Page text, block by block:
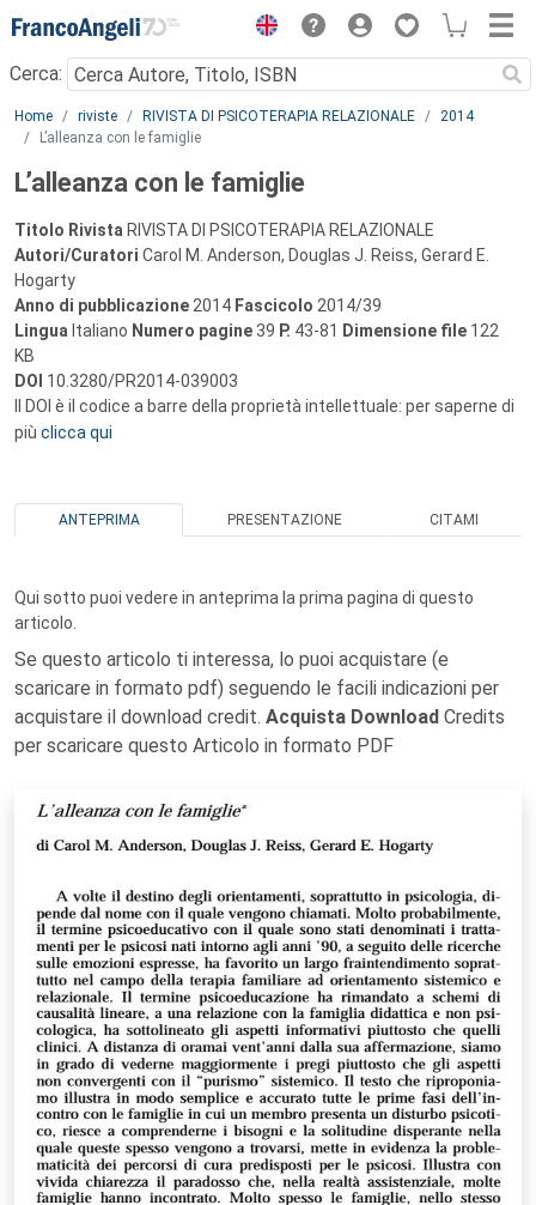
Menu
Cerca:
Main content
Home riviste RIVISTA DI PSICOTERAPIA RELAZIONALE
2014
L’alleanza con le famiglie
L’alleanza con le famiglie
Titolo Rivista RIVISTA DI PSICOTERAPIA RELAZIONALE
Autori/Curatori Carol M. Anderson, Douglas J. Reiss, Gerard E.
Hogarty
Anno di pubblicazione 2014 Fascicolo 2014/39
Lingua Italiano Numero pagine 39 P. 43-81 Dimensione file 122
KB
DOI 10.3280/PR2014-039003
Il DOI è il codice a barre della proprietà intellettuale: per saperne di
più clicca qui
ANTEPRIMA PRESENTAZIONE CITAMI
Qui sotto puoi vedere in anteprima la prima pagina di questo
articolo.
Se questo articolo ti interessa, lo puoi acquistare (e
scaricare in formato pdf) seguendo le facili indicazioni per
acquistare il download credit. Acquista Download Credits
per scaricare questo Articolo in formato PDF